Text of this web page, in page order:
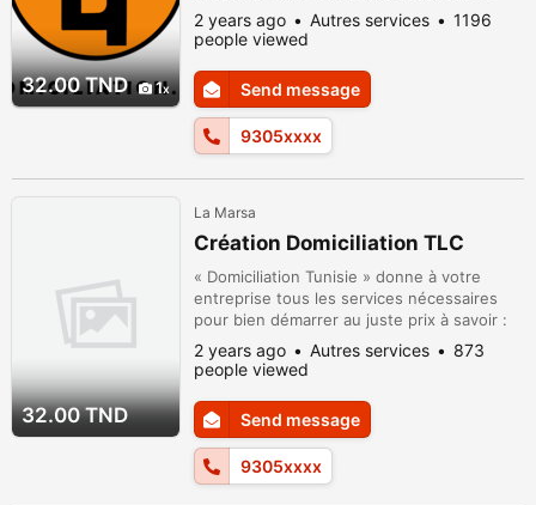
32.00 TND 1
l'immédiat pour équiper vos bureaux de
matériel performant? Nous vous offrons un
service de domiciliation des entreprises à la
carte avec des solutions flexibles pour
l’utilisation des espaces de travail dans une
ambiance conviviale...
2 years ago Autres services
1196
people viewed
Send message
9305xxxx
32.00 TND
La Marsa
Création Domiciliation TLC
« Domiciliation Tunisie » donne à votre
entreprise tous les services nécessaires
pour bien démarrer au juste prix à savoir :
une salle de réunion, la réception
téléphonique, scanne des courriers ....
numéro tel fixe / fax Alors n'hésitez pas à
nous contacter sur :93 050 729
2 years ago Autres services
873
people viewed
Send message
9305xxxx